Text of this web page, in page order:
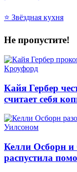
⭐ Звёздная кухня
Не пропустите!
Кайя Гербер
считает себя
Келли Осборн и
распустила